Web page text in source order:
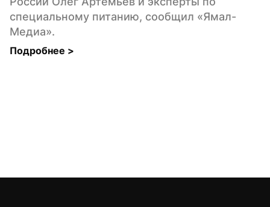
специальному питанию, сообщил «Ямал-
Медиа».
Подробнее >